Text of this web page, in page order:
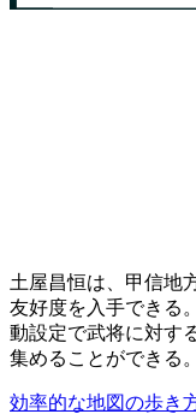
土屋昌恒は、甲信地
友好度を入手できる
動設定で武将に対す
集めることができる。
効率的な地図の歩き